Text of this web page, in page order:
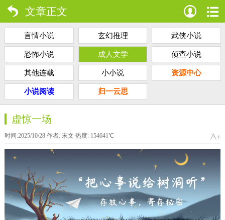
文章正文
言情小说 玄幻推理 武侠小说
恐怖小说 成人文学 侦查小说
其他连载 小小说 资源中心
小说阅读 归一云思
虚惊一场
时间:2025/10/28 作者: 末文 热度: 154641℃